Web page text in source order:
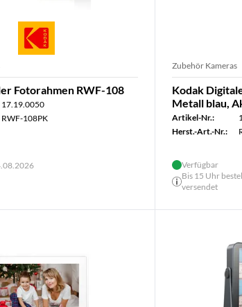
Fotorahmen RWF-108
17.19.0050
RWF-108PK
Zubehör Kameras
Kodak
Metall blau,
Artikel-Nr.:
Herst.-Art.-Nr.:
Verfügbar
Bis 15 Uhr
versendet